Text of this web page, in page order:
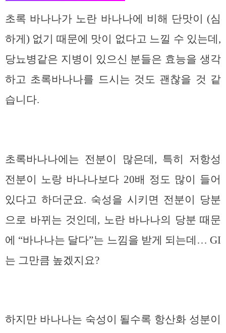
초록 바나나가 노란 바나나에 비해 단맛이 (심
하게) 없기 때문에 맛이 없다고 느낄 수 있는데,
당뇨병같은 지병이 있으신 분들은 효능을 생각
하고 초록바나나를 드시는 것도 괜찮을 것 같
습니다.
초록바나나에는 전분이 많은데, 특히 저항성
전분이 노랑 바나나보다 20배 정도 많이 들어
있다고 하더군요. 숙성을 시키면 전분이 당분
으로 바뀌는 것인데, 노란 바나나의 당분 때문
에 “바나나는 달다”는 느낌을 받게 되는데… GI
는 그만큼 높겠지요?
하지만 바나나는 숙성이 될수록 항산화 성분이